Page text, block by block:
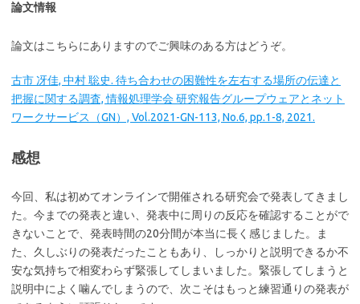
論文情報
論文はこちらにありますのでご興味のある方はどうぞ。
古市 冴佳, 中村 聡史. 待ち合わせの困難性を左右する場所の伝達と
把握に関する調査, 情報処理学会 研究報告グループウェアとネット
ワークサービス（GN）, Vol.2021-GN-113, No.6, pp.1-8, 2021.
感想
今回、私は初めてオンラインで開催される研究会で発表してきまし
た。今までの発表と違い、発表中に周りの反応を確認することがで
きないことで、発表時間の20分間が本当に長く感じました。ま
た、久しぶりの発表だったこともあり、しっかりと説明できるか不
安な気持ちで相変わらず緊張してしまいました。緊張してしまうと
説明中によく噛んでしまうので、次こそはもっと練習通りの発表が